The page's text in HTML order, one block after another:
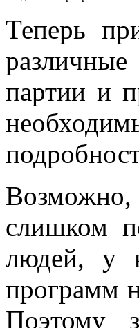
Теперь
партии и
слишком
людей, у
программ
Поэтому